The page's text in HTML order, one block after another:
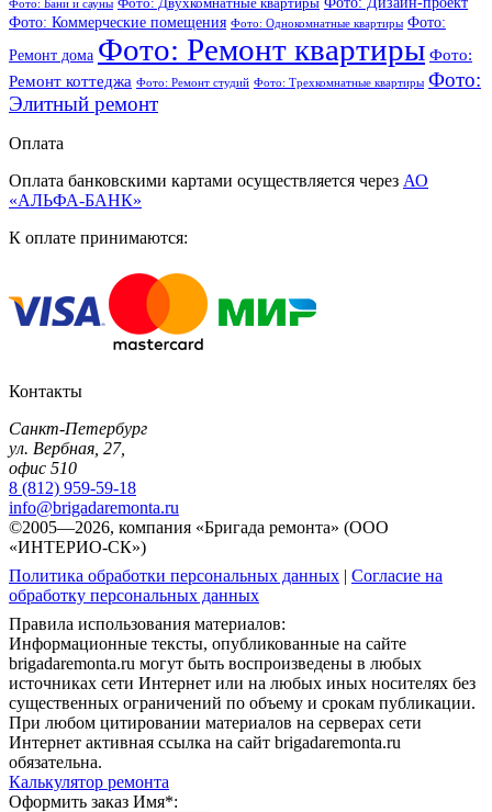
Фото: Бани и сауны
Фото: Коммерческие помещения Фото: Однокомнатные квартиры Фото:
Ремонт дома Фото: Ремонт квартиры Фото:
Ремонт коттеджа Фото: Ремонт студий Фото: Трехкомнатные квартиры Фото:
Элитный ремонт
Оплата
Оплата банковскими картами осуществляется через АО
«АЛЬФА-БАНК»
К оплате принимаются:
Контакты
Санкт-Петербург
ул. Вербная, 27,
офис 510
8 (812) 959-59-18
info@brigadaremonta.ru
©2005—2026, компания «Бригада ремонта» (ООО
«ИНТЕРИО-СК»)
Политика обработки персональных данных | Согласие на
обработку персональных данных
Правила использования материалов:
Информационные тексты, опубликованные на сайте
brigadaremonta.ru могут быть воспроизведены в любых
источниках сети Интернет или на любых иных носителях без
существенных ограничений по объему и срокам публикации.
При любом цитировании материалов на серверах сети
Интернет активная ссылка на сайт brigadaremonta.ru
обязательна.
Калькулятор ремонта
Оформить заказ Имя*: